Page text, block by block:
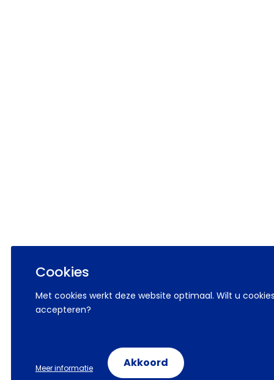
Cookies
Met cookies werkt deze website optimaal. Wilt u
accepteren?
Meer informatie Akkoord